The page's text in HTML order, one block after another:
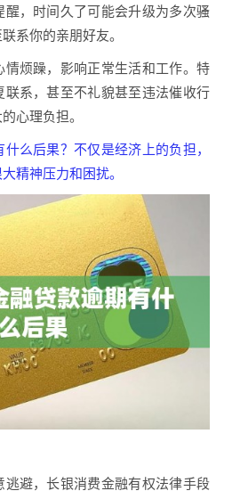
，时间久了可能会升级为多次骚
系你的亲朋好友。
烦躁，影响正常生活和工作。特
系，甚至不礼貌甚至违法催收行
心理负担。
么后果？不仅是经济上的负担，
精神压力和困扰。
避，长银消费金融有权法律手段